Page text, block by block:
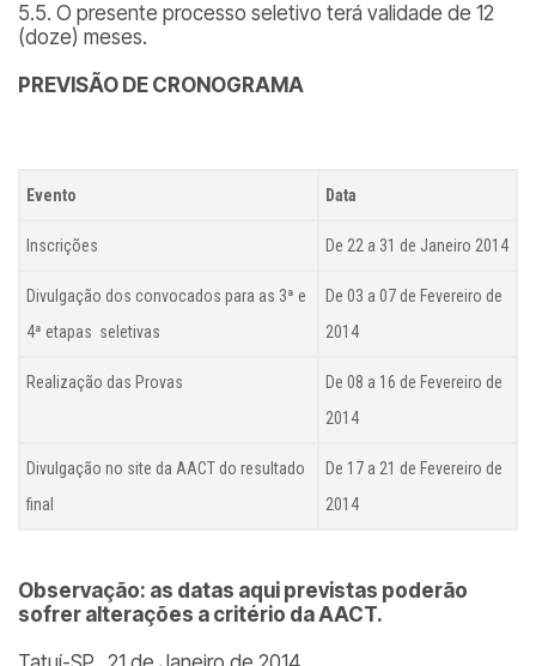
5.5. O presente processo seletivo terá validade de 12
(doze) meses.
PREVISÃO DE CRONOGRAMA
Evento Data
Inscrições De 22 a 31 de Janeiro 2014
Divulgação dos convocados para as 3ª e
4ª etapas seletivas
De 03 a 07 de Fevereiro de
2014
Realização das Provas
De 08 a 16 de Fevereiro de
2014
Divulgação no site da AACT do resultado
final
De 17 a 21 de Fevereiro de
2014
Observação: as datas aqui previstas poderão
sofrer alterações a critério da AACT.